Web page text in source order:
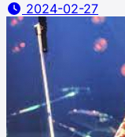
2024-02-27